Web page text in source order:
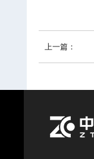
上一篇：